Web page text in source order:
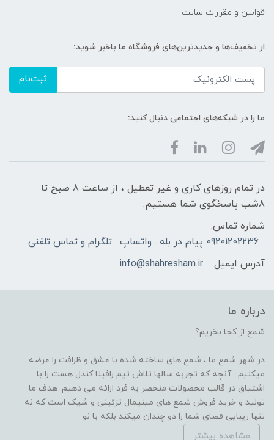
قوانین و مقررات سایت
از تخفیف‌ها و جدیدترین‌های فروشگاه ما باخبر شوید:
ثبت‌نام
ما را در شبکه‌های اجتماعی دنبال کنید:
در تمام روزهای کاری و غیر تعطیل ، از ساعت 8 صبح تا
8شب پاسخگوی شما هستیم.
شماره تماس:
09201202236 پیام در بله . واتساپ . تلگرام و تماس تلفنی
آدرس ایمیل:
info@shahresham.ir
درباره ما
شمع از کجا بخریم؟
در شهر شمع ما ، شمع های ساخته شده با عشق و ظرافت را عرضه
میکنیم . آنچه که تجربه سالها تلاش تیم رافینا کندل هست را با
اشتیاق در قالب محصولات منحصر به فرد ارائه می دهیم. هدف ما
تولید و خرید فروش شمع های مینیمال تزئینی و شیک است که نه
تنها زیبایی فضای شما را دو چندان میکند بلکه با نو
مشاهده بیشتر